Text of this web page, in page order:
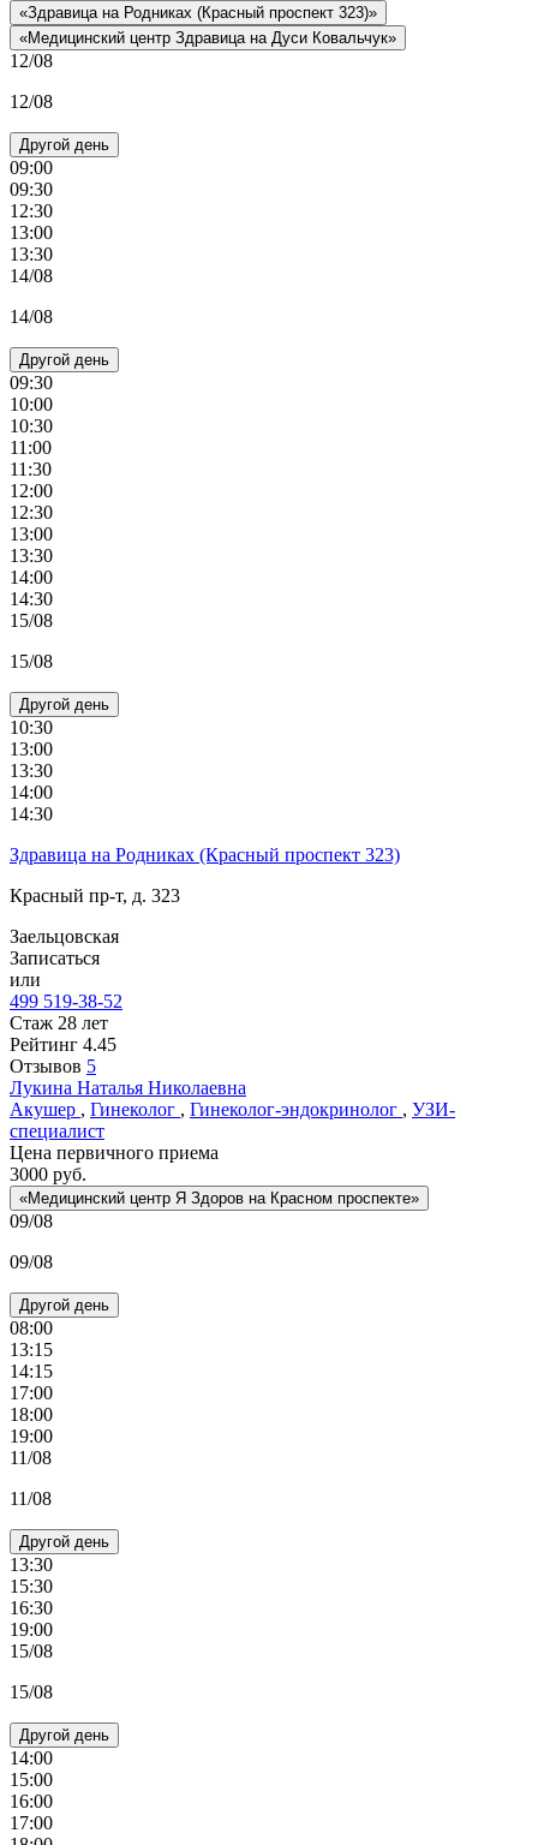
«Здравица на Родниках (Красный проспект 323)»
«Медицинский центр Здравица на Дуси Ковальчук»
12/08
12/08
Другой день
09:00
09:30
12:30
13:00
13:30
14/08
14/08
Другой день
09:30
10:00
10:30
11:00
11:30
12:00
12:30
13:00
13:30
14:00
14:30
15/08
15/08
Другой день
10:30
13:00
13:30
14:00
14:30
Здравица на Родниках (Красный проспект 323)
Красный пр-т, д. 323
Заельцовская
Записаться
или
499 519-38-52
Стаж 28 лет
Рейтинг 4.45
Отзывов 5
Лукина Наталья Николаевна
Акушер , Гинеколог , Гинеколог-эндокринолог , УЗИ-
специалист
Цена первичного приема
3000 руб.
«Медицинский центр Я Здоров на Красном проспекте»
09/08
09/08
Другой день
08:00
13:15
14:15
17:00
18:00
19:00
11/08
11/08
Другой день
13:30
15:30
16:30
19:00
15/08
15/08
Другой день
14:00
15:00
16:00
17:00